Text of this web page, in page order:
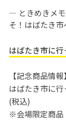
— ときめきメモ
そ！はばたき
はばたき市に
【記念商品情報】
はばたき市に
(税込)
※会場限定商品